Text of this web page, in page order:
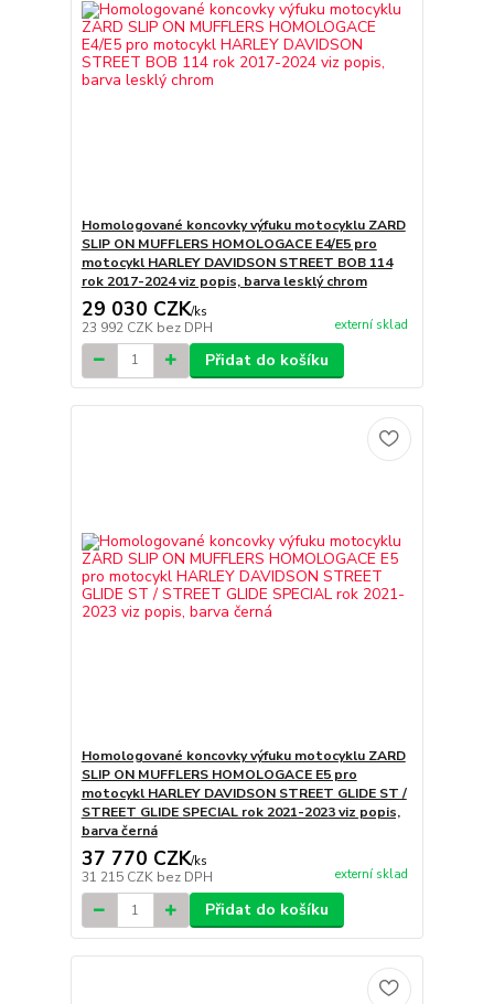
Homologované koncovky výfuku motocyklu ZARD
SLIP ON MUFFLERS HOMOLOGACE E4/E5 pro
motocykl HARLEY DAVIDSON STREET BOB 114
rok 2017-2024 viz popis, barva lesklý chrom
29 030 CZK/ks
23 992 CZK bez DPH externí sklad
Přidat do košíku
Homologované koncovky výfuku motocyklu ZARD
SLIP ON MUFFLERS HOMOLOGACE E5 pro
motocykl HARLEY DAVIDSON STREET GLIDE ST /
STREET GLIDE SPECIAL rok 2021-2023 viz popis,
barva černá
37 770 CZK/ks
31 215 CZK bez DPH externí sklad
Přidat do košíku